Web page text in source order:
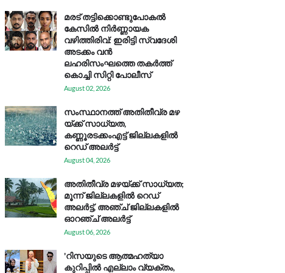
മരട് തട്ടിക്കൊണ്ടുപോകൽ
കേസിൽ നിർണ്ണായക
വഴിത്തിരിവ്: ഇരിട്ടി സ്വദേശി
അടക്കം വൻ
ലഹരിസംഘത്തെ തകർത്ത്
കൊച്ചി സിറ്റി പോലീസ്
August 02, 2026
സം​സ്ഥാ​ന​ത്ത് അ​തി​തീ​വ്ര മ​ഴ​
യ്ക്ക് സാ​ധ്യ​ത,
കണ്ണൂരടക്കംഎ​ട്ട് ജി​ല്ല​ക​ളി​ൽ
റെ​ഡ് അ​ലർ​ട്ട്
August 04, 2026
അതിതീവ്ര മഴയ്ക്ക് സാധ്യത;
മൂന്ന് ജില്ലകളിൽ റെഡ്
അലർട്ട്, അഞ്ച് ജില്ലകളിൽ
ഓറഞ്ച് അലർട്ട്
August 06, 2026
'റിസയുടെ ആത്മഹത്യാ
കുറിപ്പിൽ എല്ലാം വ്യക്തം,